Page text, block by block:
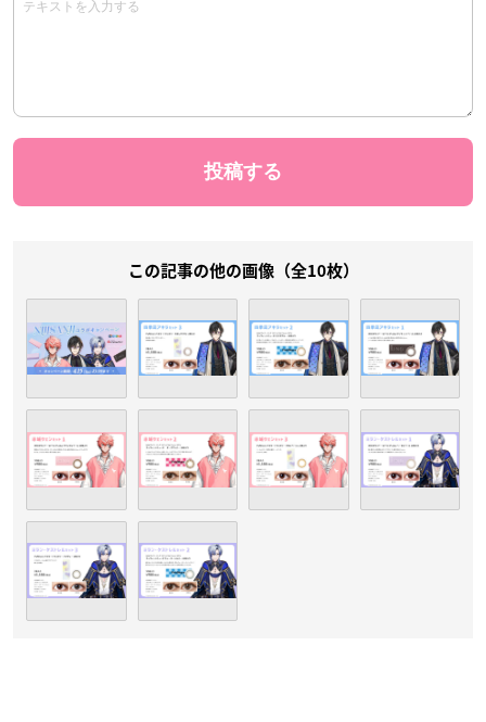
この記事の他の画像（全10枚）